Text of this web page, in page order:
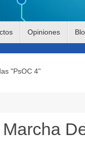
Opiniones
"PsOC 4"